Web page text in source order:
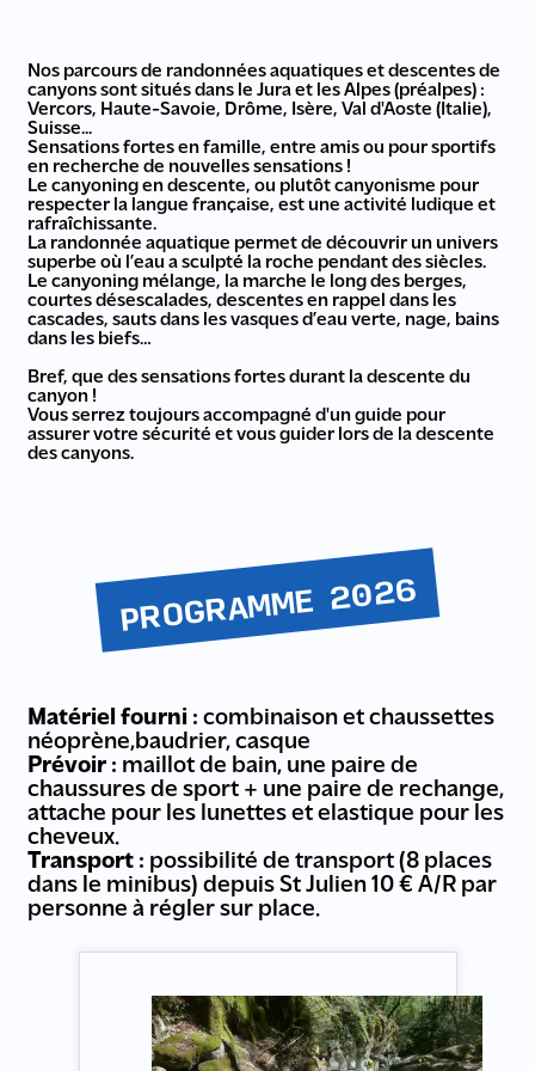
Nos parcours de randonnées aquatiques et descentes de
canyons sont situés dans le Jura et les Alpes (préalpes) :
Vercors, Haute-Savoie, Drôme, Isère, Val d'Aoste (Italie),
Suisse...
Sensations fortes en famille, entre amis ou pour sportifs
en recherche de nouvelles sensations !
Le canyoning en descente, ou plutôt canyonisme pour
respecter la langue française, est une activité ludique et
rafraîchissante.
La randonnée aquatique permet de découvrir un univers
superbe où l’eau a sculpté la roche pendant des siècles.
Le canyoning mélange, la marche le long des berges,
courtes désescalades, descentes en rappel dans les
cascades, sauts dans les vasques d’eau verte, nage, bains
dans les biefs…
Bref, que des sensations fortes durant la descente du
canyon !
Vous serrez toujours accompagné d'un guide pour
assurer votre sécurité et vous guider lors de la descente
des canyons.
PROGRAMME 2026
Matériel fourni : combinaison et chaussettes
néoprène,baudrier, casque
Prévoir : maillot de bain, une paire de
chaussures de sport + une paire de rechange,
attache pour les lunettes et elastique pour les
cheveux.
Transport : possibilité de transport (8 places
dans le minibus) depuis St Julien 10 € A/R par
personne à régler sur place.